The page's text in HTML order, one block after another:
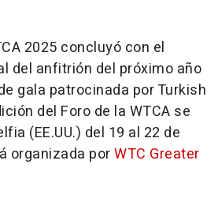
2025 concluyó con el
del anfitrión del próximo año
gala patrocinada por Turkish
del Foro de la WTCA se
(EE.UU.) del 19 al 22 de
organizada porWTC Greater